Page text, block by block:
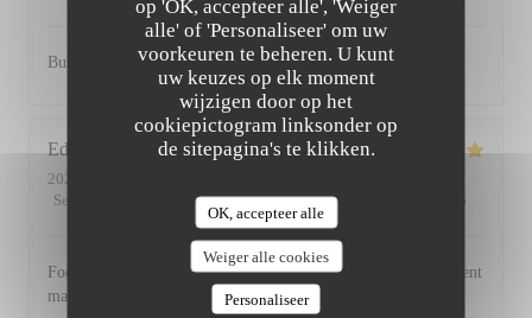
op 'OK, accepteer alle', 'Weiger
alle' of 'Personaliseer' om uw
voorkeuren te beheren. U kunt
uw keuzes op elk moment
wijzigen door op het
cookiepictogram linksonder op
de sitepagina's te klikken.
OK, accepteer alle
Weiger alle cookies
Personaliseer
Busy, friendly atmosphere with amazing food
Edward
2022-06-17
Service
Atmosfeer: 5/5 Keuken: 5/5 Kwaliteit / Prijs /5
Food is always excellent and the small and intimate environment
makes for a lovely evening.